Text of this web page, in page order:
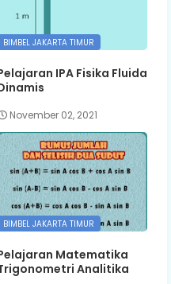
BIMBEL JAKARTA TIMUR
IPA Fisika Fluida
November 02, 2021
BIMBEL JAKARTA TIMUR
Matematika
Analitika